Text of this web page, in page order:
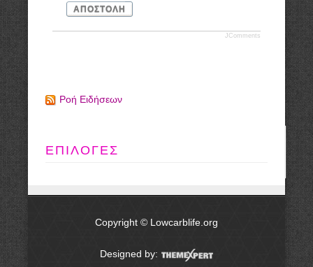
ΑΠΟΣΤΟΛΉ
JComments
Ροή Ειδήσεων
ΕΠΙΛΟΓΕΣ
Copyright © Lowcarblife.org
Designed by: